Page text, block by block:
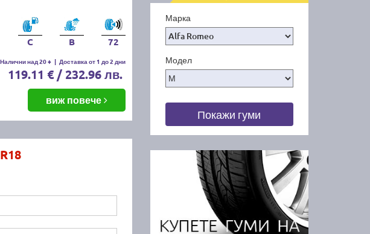
C B 72
Налични над 20 + | Доставка от 1 до 2 дни
119.11 € / 232.96 лв.
виж повече
Марка
Модел
Покажи гуми